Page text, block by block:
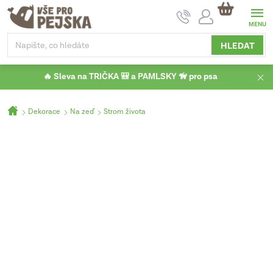
Přejít
obsah
HLEDAT
NÁKUPNÍ
KOŠÍK
🔥 Sleva na TRIČKA 🎒 a PAMLSKY 🦮 pro psa
DomůDekorace Na zeď Strom života